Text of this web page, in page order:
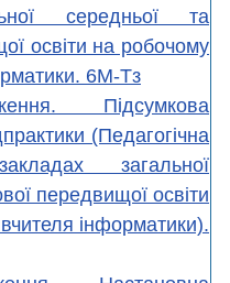
середньої та
освіти на робочому
6М-Тз
Підсумкова
(Педагогічна
загальної
передвищої освіти
інформатики).